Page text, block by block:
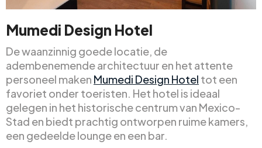
Mumedi Design Hotel
De waanzinnig goede locatie, de
adembenemende architectuur en het attente
personeel maken Mumedi Design Hotel tot een
favoriet onder toeristen. Het hotel is ideaal
gelegen in het historische centrum van Mexico-
Stad en biedt prachtig ontworpen ruime kamers,
een gedeelde lounge en een bar.